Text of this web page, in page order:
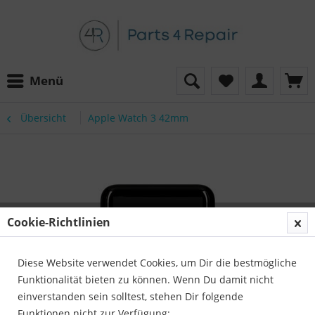
Menü
Übersicht Apple Watch 3 42mm
Cookie-Richtlinien
Diese Website verwendet Cookies, um Dir die bestmögliche
Funktionalität bieten zu können. Wenn Du damit nicht
einverstanden sein solltest, stehen Dir folgende